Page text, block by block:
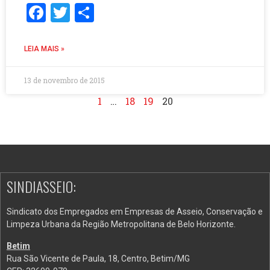
Facebook
Twitter
LEIA MAIS »
13 de novembro de 2015
1 … 18 19 20
SINDIASSEIO:
Sindicato dos Empregados em Empresas de Asseio, Conservação e
Limpeza Urbana da Região Metropolitana de Belo Horizonte.
Betim
Rua São Vicente de Paula, 18, Centro, Betim/MG